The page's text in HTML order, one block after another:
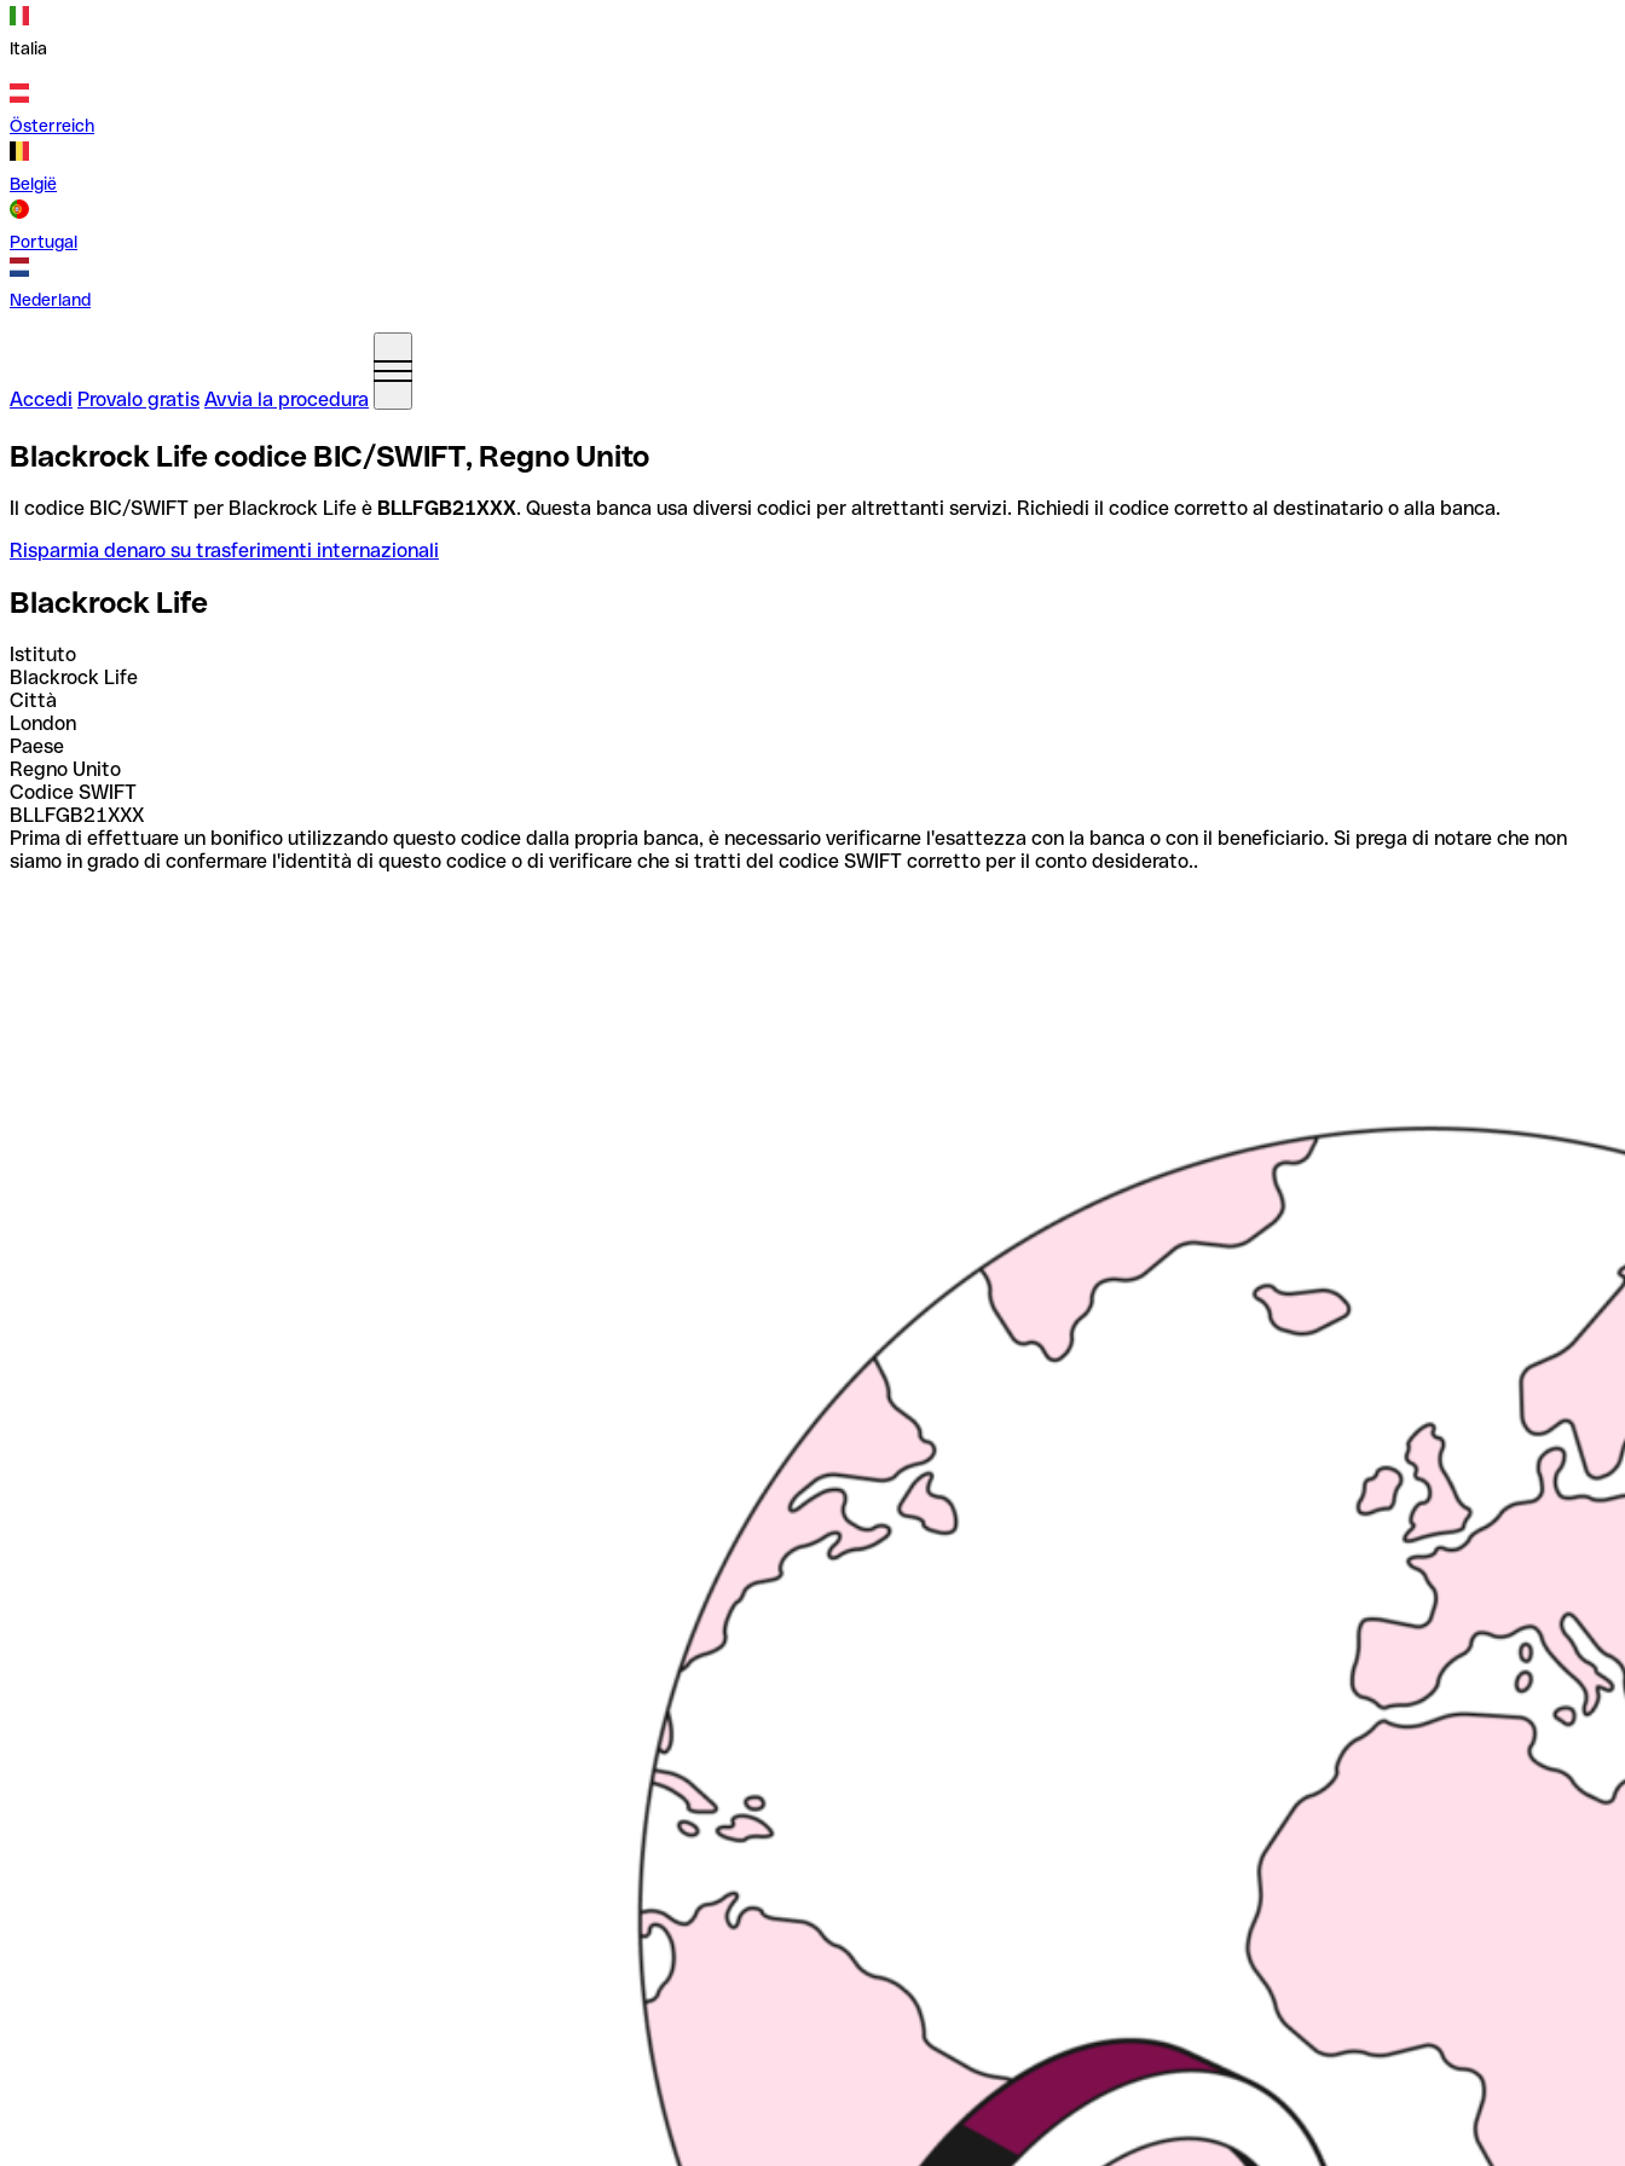
Italia
Österreich
België
Portugal
Nederland
Accedi Provalo gratis Avvia la procedura
Blackrock Life codice BIC/SWIFT, Regno Unito
Il codice BIC/SWIFT per Blackrock Life è BLLFGB21XXX. Questa banca usa diversi codici per altrettanti servizi. Richiedi il codice corretto al destinatario o alla banca.
Risparmia denaro su trasferimenti internazionali
Blackrock Life
Istituto
Blackrock Life
Città
London
Paese
Regno Unito
Codice SWIFT
BLLFGB21XXX
Prima di effettuare un bonifico utilizzando questo codice dalla propria banca, è necessario verificarne l'esattezza con la banca o con il beneficiario. Si prega di notare che non
siamo in grado di confermare l'identità di questo codice o di verificare che si tratti del codice SWIFT corretto per il conto desiderato..